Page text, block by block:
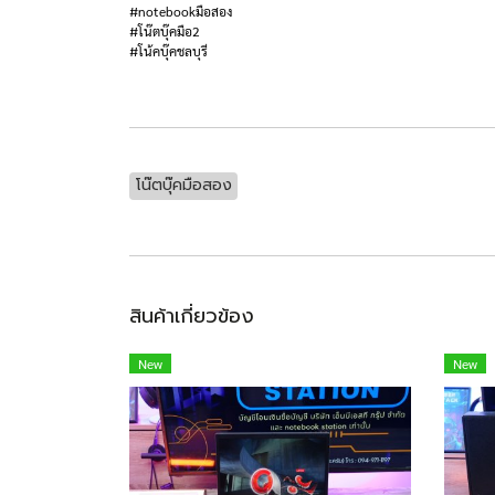
#notebookมือสอง
#โน๊ตบุ๊คมือ2
#โน้คบุ๊คชลบุรี
โน๊ตบุ๊คมือสอง
สินค้าเกี่ยวข้อง
New New